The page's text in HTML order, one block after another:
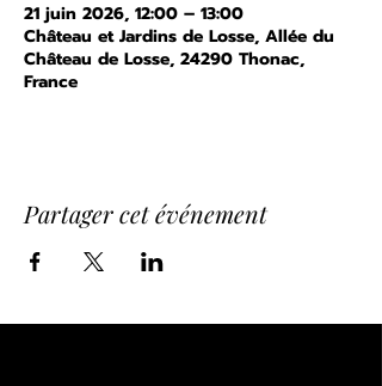
21 juin 2026, 12:00 – 13:00
Château et Jardins de Losse, Allée du
Château de Losse, 24290 Thonac,
France
Partager cet événement